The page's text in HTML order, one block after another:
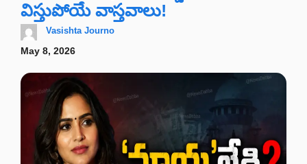
విస్తుపోయే వాస్తవాలు!
Vasishta Journo
May 8, 2026